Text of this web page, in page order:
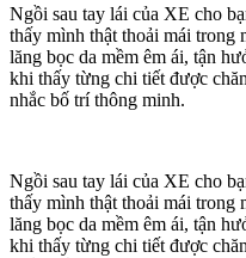
Ngồi sau tay lái của XE cho
thấy mình thật thoải mái trong
lăng bọc da mềm êm ái, tận
khi thấy từng chi tiết được
nhắc bố trí thông minh.
Ngồi sau tay lái của XE cho
thấy mình thật thoải mái trong
lăng bọc da mềm êm ái, tận
khi thấy từng chi tiết được